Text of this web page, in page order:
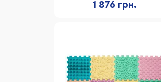
1 876 грн.